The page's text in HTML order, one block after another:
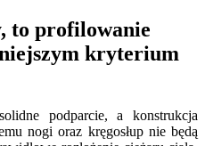
to profilowanie
kryterium
podparcie, a konstrukcja
nogi oraz kręgosłup nie będą